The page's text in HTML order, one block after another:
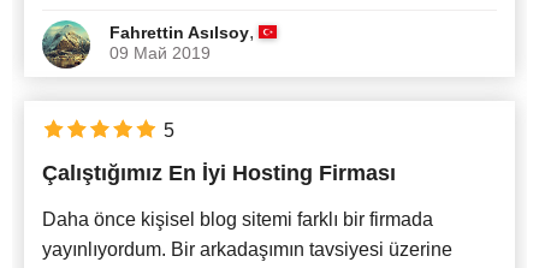
Fahrettin Asılsoy,
09 Май 2019
Çalıştığımız En İyi Hosting Firması
Daha önce kişisel blog sitemi farklı bir firmada
yayınlıyordum. Bir arkadaşımın tavsiyesi üzerine
5